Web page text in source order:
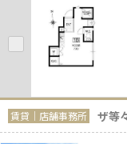
賃貸｜店舗事務所 ザ等